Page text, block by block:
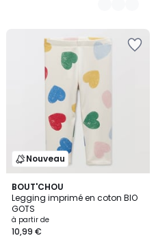
Nouveau
BOUT'CHOU
Legging imprimé en coton BIO
GOTS
à partir de
10,99 €